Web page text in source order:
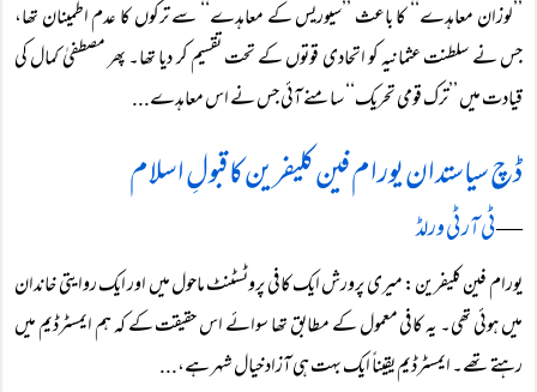
’’لوزان معاہدے‘‘ کا باعث ’’سیوریس کے معاہدے‘‘ سے ترکوں کا عدم اطمینان تھا،
جس نے سلطنت عثمانیہ کو اتحادی قوتوں کے تحت تقسیم کر دیا تھا۔ پھر مصطفیٰ کمال کی
قیادت میں ’’ترک قومی تحریک‘‘ سامنے آئی جس نے اس معاہدے...
ڈچ سیاستدان یورام فین کلیفرین کا قبولِ اسلام
―ٹی آر ٹی ورلڈ
یورام فین کلیفرین: میری پرورش ایک کافی پروٹسٹنٹ ماحول میں اور ایک روایتی خاندان
میں ہوئی تھی۔ یہ کافی معمول کے مطابق تھا سوائے اس حقیقت کے کہ ہم ایمسٹرڈیم میں
رہتے تھے۔ ایمسٹرڈیم یقیناً‌ ایک بہت ہی آزاد خیال شہر ہے،...